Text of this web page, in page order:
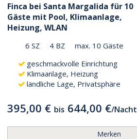
Finca bei Santa Margalida für 10
Gäste mit Pool, Klimaanlage,
Heizung, WLAN
6 SZ 4 BZ
max. 10 Gäste
geschmackvolle Einrichtung
Klimaanlage, Heizung
ländliche Lage, Privatsphäre
395,00 € bis 644,00 €/Nacht
Merken